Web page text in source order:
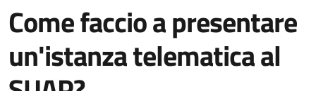
Come faccio a presentare
un'istanza telematica al